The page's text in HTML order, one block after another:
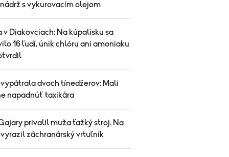
s vykurovacím olejom
v Diakovciach: Na kúpalisku sa
16 ľudí, únik chlóru ani amoniaku
dvoch tínedžerov: Mali
napadnúť taxikára
privalil muža ťažký stroj. Na
záchranárský vrtuľník